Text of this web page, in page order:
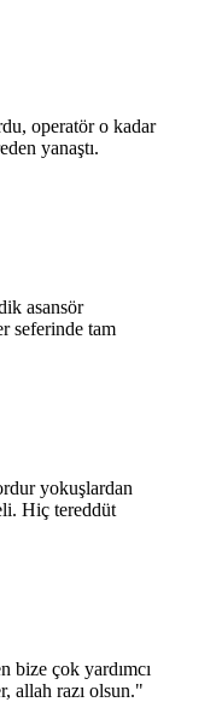
operatör o kadar
yanaştı.
asansör
seferinde tam
yokuşlardan
Hiç tereddüt
bize çok yardımcı
allah razı olsun."